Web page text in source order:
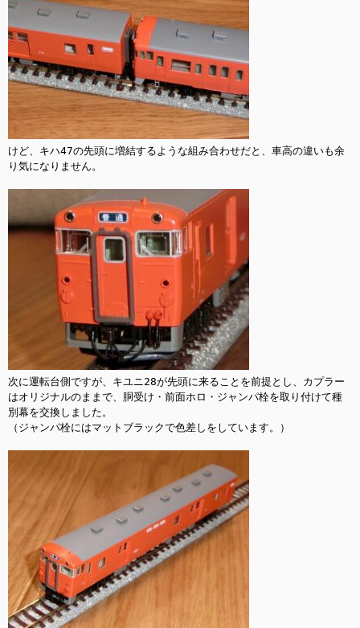
けど、キハ47の先頭に増結するような組み合わせだと、車高の違いも余
り気になりません。
次に運転台側ですが、キユニ28が先頭に来ることを前提とし、カプラー
はオリジナルのままで、胴受け・前面ホロ・ジャンパ栓を取り付けて種
別幕を交換しました。
（ジャンパ栓にはマットブラックで色差しをしています。）